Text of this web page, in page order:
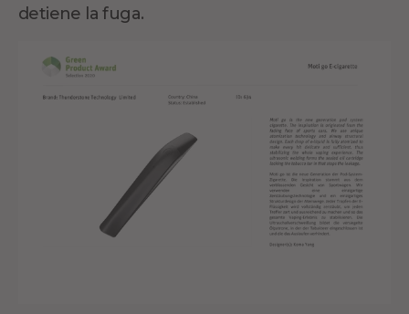
detiene la fuga.